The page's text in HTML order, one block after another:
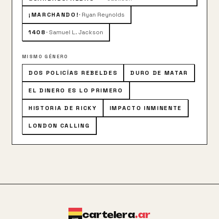
¡MARCHANDO!· Ryan Reynolds
1408· Samuel L. Jackson
MISMO GÉNERO
DOS POLICÍAS REBELDES DURO DE MATAR
EL DINERO ES LO PRIMERO
HISTORIA DE RICKY IMPACTO INMINENTE
LONDON CALLING
cartelera.ar